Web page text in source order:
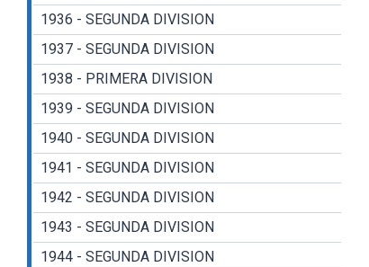
1936 - SEGUNDA DIVISION
1937 - SEGUNDA DIVISION
1938 - PRIMERA DIVISION
1939 - SEGUNDA DIVISION
1940 - SEGUNDA DIVISION
1941 - SEGUNDA DIVISION
1942 - SEGUNDA DIVISION
1943 - SEGUNDA DIVISION
1944 - SEGUNDA DIVISION